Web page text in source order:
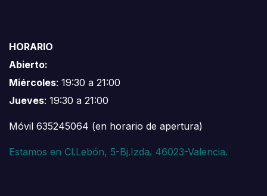
HORARIO
Abierto:
Miércoles: 19:30 a 21:00
Jueves: 19:30 a 21:00
Móvil 635245064 (en horario de apertura)
Estamos en Cl.Lebón, 5-Bj.Izda. 46023-Valencia.